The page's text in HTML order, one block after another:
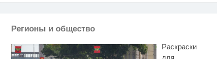
Регионы и общество
Раскраски
Ролик из Омска: вы будете
Ржу не переставая, это видео